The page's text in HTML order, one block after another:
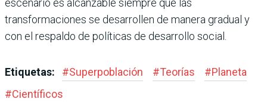
transformaciones se desarrollen de manera gradual y
con el respaldo de políticas de desarrollo social.
Etiquetas: #Superpoblación #Teorías #Planeta
#Científicos